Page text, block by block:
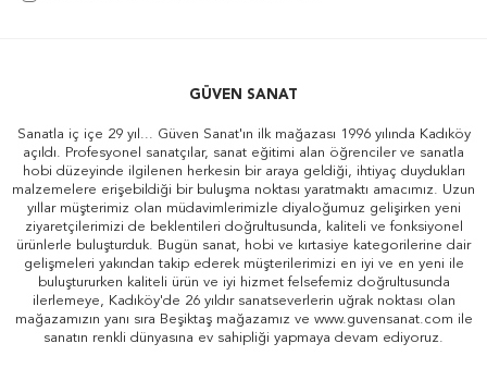
GÜVEN SANAT
Sanatla iç içe 29 yıl... Güven Sanat'ın ilk mağazası 1996 yılında Kadıköy
açıldı. Profesyonel sanatçılar, sanat eğitimi alan öğrenciler ve sanatla
hobi düzeyinde ilgilenen herkesin bir araya geldiği, ihtiyaç duydukları
malzemelere erişebildiği bir buluşma noktası yaratmaktı amacımız. Uzun
yıllar müşterimiz olan müdavimlerimizle diyaloğumuz gelişirken yeni
ziyaretçilerimizi de beklentileri doğrultusunda, kaliteli ve fonksiyonel
ürünlerle buluşturduk. Bugün sanat, hobi ve kırtasiye kategorilerine dair
gelişmeleri yakından takip ederek müşterilerimizi en iyi ve en yeni ile
buluştururken kaliteli ürün ve iyi hizmet felsefemiz doğrultusunda
ilerlemeye, Kadıköy'de 26 yıldır sanatseverlerin uğrak noktası olan
mağazamızın yanı sıra Beşiktaş mağazamız ve www.guvensanat.com ile
sanatın renkli dünyasına ev sahipliği yapmaya devam ediyoruz.